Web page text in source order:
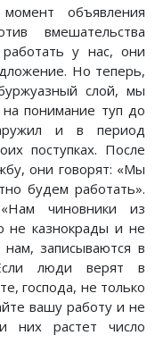
объявления
вмешательства
у нас, они
Но теперь,
слой, мы
на понимание туп до
и в период
поступках. После
они говорят: «Мы
будем работать».
чиновники из
не казнокрады и не
записываются в
люди верят в
господа, не только
вашу работу и не
них растет число